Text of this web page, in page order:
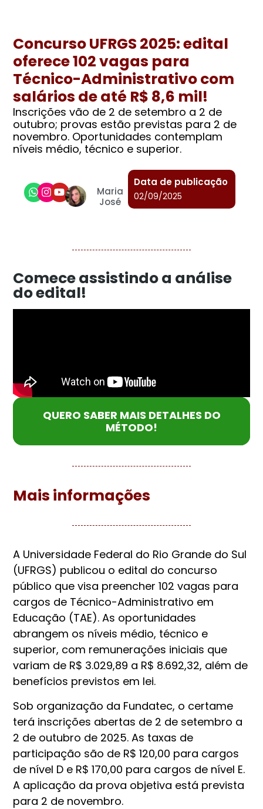
Concurso UFRGS 2025: edital
oferece 102 vagas para
Técnico-Administrativo com
salários de até R$ 8,6 mil!
Inscrições vão de 2 de setembro a 2 de
outubro; provas estão previstas para 2 de
novembro. Oportunidades contemplam
níveis médio, técnico e superior.
Maria
José
Data de publicação
02/09/2025
Comece assistindo a análise
do edital!
QUERO SABER MAIS DETALHES DO
MÉTODO!
Mais informações
A Universidade Federal do Rio Grande do Sul
(UFRGS) publicou o edital do concurso
público que visa preencher 102 vagas para
cargos de Técnico-Administrativo em
Educação (TAE). As oportunidades
abrangem os níveis médio, técnico e
superior, com remunerações iniciais que
variam de R$ 3.029,89 a R$ 8.692,32, além de
benefícios previstos em lei.
Sob organização da Fundatec, o certame
terá inscrições abertas de 2 de setembro a
2 de outubro de 2025. As taxas de
participação são de R$ 120,00 para cargos
de nível D e R$ 170,00 para cargos de nível E.
A aplicação da prova objetiva está prevista
para 2 de novembro.